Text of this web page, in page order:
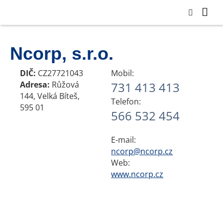
Ncorp, s.r.o.
DIČ: CZ27721043
Adresa: Růžová
144, Velká Bíteš,
595 01
Mobil:
731 413 413
Telefon:
566 532 454
E-mail:
ncorp@ncorp.cz
Web:
www.ncorp.cz